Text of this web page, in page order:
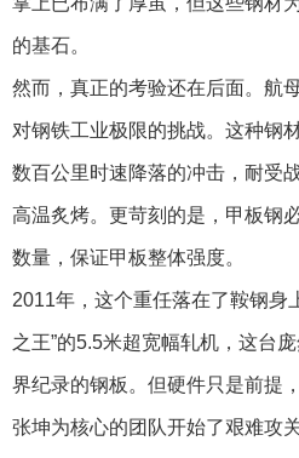
的基石。
然而，真正的考验还在后面。航
对钢铁工业极限的挑战。这种钢
数百公里时速降落的冲击，耐受
高温炙烤。更苛刻的是，甲板钢
数量，保证甲板整体强度。
2011年，这个重任落在了鞍钢身
之王”的5.5米超宽幅轧机，这台
界纪录的钢板。但硬件只是前提
张坤为核心的团队开始了艰难攻关